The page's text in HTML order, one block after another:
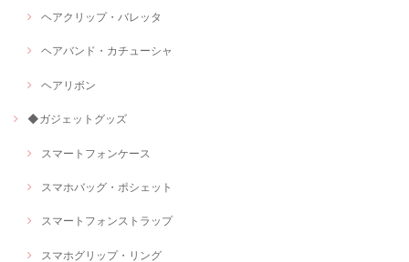
ヘアクリップ・バレッタ
ヘアバンド・カチューシャ
ヘアリボン
◆ガジェットグッズ
スマートフォンケース
スマホバッグ・ポシェット
スマートフォンストラップ
スマホグリップ・リング